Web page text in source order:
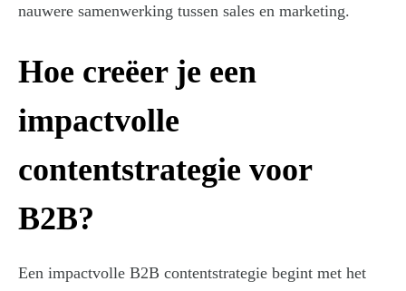
nauwere samenwerking tussen sales en marketing.
Hoe creëer je een
impactvolle
contentstrategie voor
B2B?
Een impactvolle B2B contentstrategie begint met het